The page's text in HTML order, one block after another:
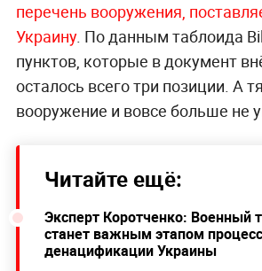
перечень вооружения,
Украину. По данным таблоида
пунктов, которые в документ
осталось всего три позиции. А
вооружение и вовсе больше не
Читайте ещё:
Эксперт Коротченко: Военный
станет важным этапом
денацификации Украины